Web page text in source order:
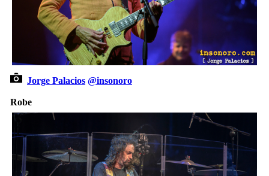
Jorge Palacios @insonoro
Robe